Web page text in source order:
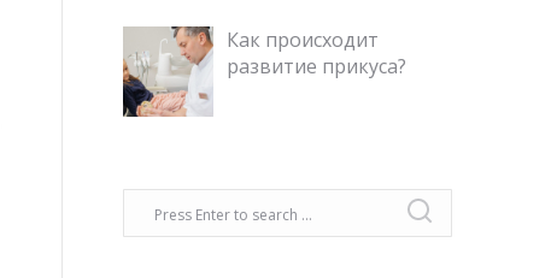
Как происходит
развитие прикуса?